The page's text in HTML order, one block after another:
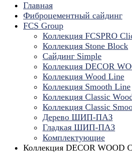
Главная
Фиброцементный сайдинг
FCS Group
Коллекция FCSPRO
Коллекция Stone Block
Сайдинг Simple
Коллекция DECOR
Коллекция Wood Line
Коллекция Smooth Line
Коллекция Classic
Коллекция Classic
Дерево ШИП-ПАЗ
Гладкая ШИП-ПАЗ
Комплектующие
Коллекция DECOR WOOD